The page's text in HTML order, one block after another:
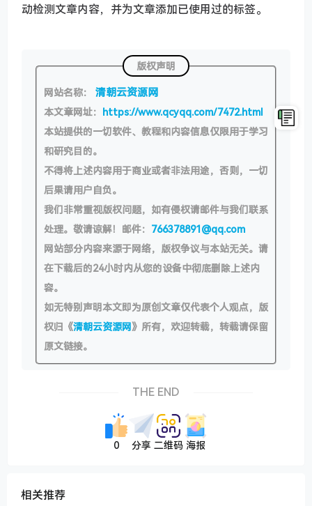
  $tags = get_tags(
array('hide_empty' =>
($tags && $count < 3
) {
$arrs =
// 如果文章内容出现了已使用过的标签，自动添加这些标签
if ( strpos($post_content, $tag->name) !==
if
        }
        wp_set_post_tags( $post_id, $tag->name,
      }
    }
  }
动检测文章内容，并为文章添加已使用过的标签。
版权声明
网站名称： 清朝云资源网
本文章网址： https://www.qcyqq.com/7472.html
本站提供的一切软件、教程和内容信息仅限用于学习
和研究目的。
不得将上述内容用于商业或者非法用途，否则，一切
后果请用户自负。
我们非常重视版权问题，如有侵权请邮件与我们联系
处理。敬请谅解！邮件： 766378891@qq.com
网站部分内容来源于网络，版权争议与本站无关。请
在下载后的24小时内从您的设备中彻底删除上述内
容。
如无特别声明本文即为原创文章仅代表个人观点，版
权归《清朝云资源网》所有，欢迎转载，转载请保留
原文链接。
THE END
0 分享 二维码 海报
相关推荐